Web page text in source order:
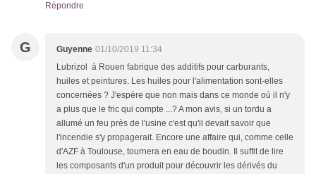
Répondre
G Guyenne 01/10/2019 11:34
Lubrizol à Rouen fabrique des additifs pour carburants,
huiles et peintures. Les huiles pour l'alimentation sont-elles
concernées ? J'espère que non mais dans ce monde où il n'y
a plus que le fric qui compte ...? A mon avis, si un tordu a
allumé un feu près de l'usine c'est qu'il devait savoir que
l'incendie s'y propagerait. Encore une affaire qui, comme celle
d'AZF à Toulouse, tournera en eau de boudin. Il suffit de lire
les composants d'un produit pour découvrir les dérivés du